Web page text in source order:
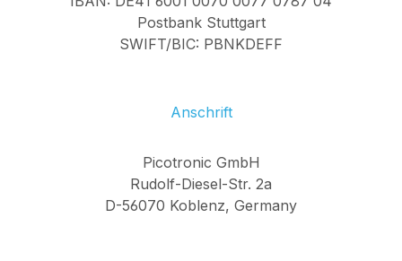
Postbank Stuttgart
SWIFT/BIC: PBNKDEFF
Anschrift
Picotronic GmbH
Rudolf-Diesel-Str. 2a
D-56070 Koblenz, Germany